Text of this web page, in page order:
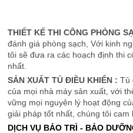
THIẾT KẾ THI CÔNG PHÒNG
đánh giá phòng sạch, Với kinh
tôi sẽ đưa ra các hoạch định thi
nhất.
SẢN XUẤT TỦ ĐIỀU KHIỂN :Tủ
của mọi nhà máy sản xuất, với
vững mọi nguyên lý hoạt động
giải pháp tốt nhất, chúng tôi cam
DỊCH VỤ BẢO TRÌ - BẢO